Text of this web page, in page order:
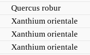
Quercus robur
Xanthium orientale
Xanthium orientale
Xanthium orientale